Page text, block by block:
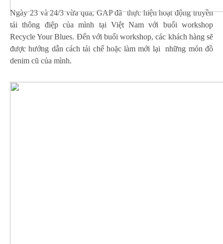
Ngày 23 và 24/3 vừa qua, GAP đã thực hiện hoạt động truyền
tải thông điệp của mình tại Việt Nam với buổi workshop
Recycle Your Blues. Đến với buổi workshop, các khách hàng sẽ
được hướng dẫn cách tái chế hoặc làm mới lại những món đồ
denim cũ của mình.